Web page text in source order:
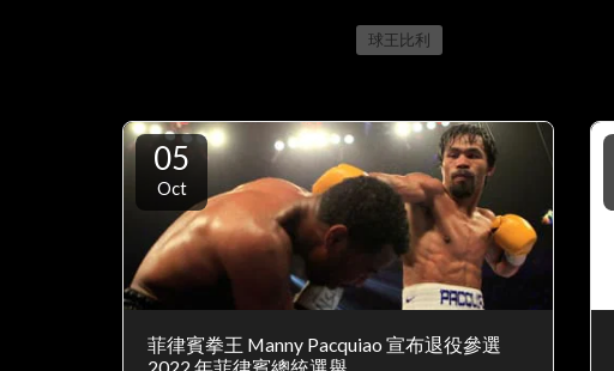
球王比利
05
Oct
菲律賓拳王 Manny Pacquiao 宣布退役參選